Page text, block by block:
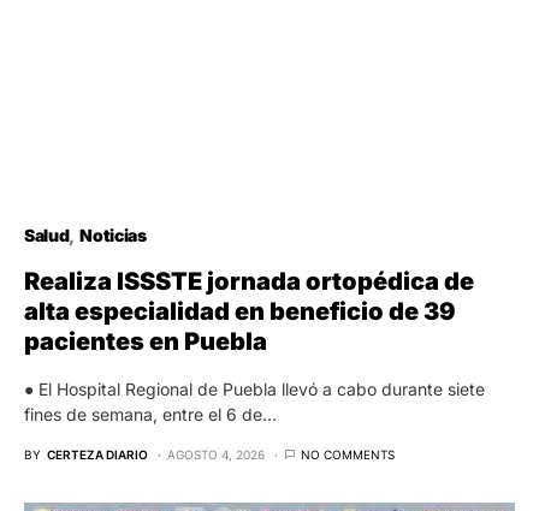
Salud Noticias
Realiza ISSSTE jornada ortopédica de
alta especialidad en beneficio de 39
pacientes en Puebla
● El Hospital Regional de Puebla llevó a cabo durante siete
fines de semana, entre el 6 de…
BY CERTEZA DIARIO AGOSTO 4, 2026 NO COMMENTS